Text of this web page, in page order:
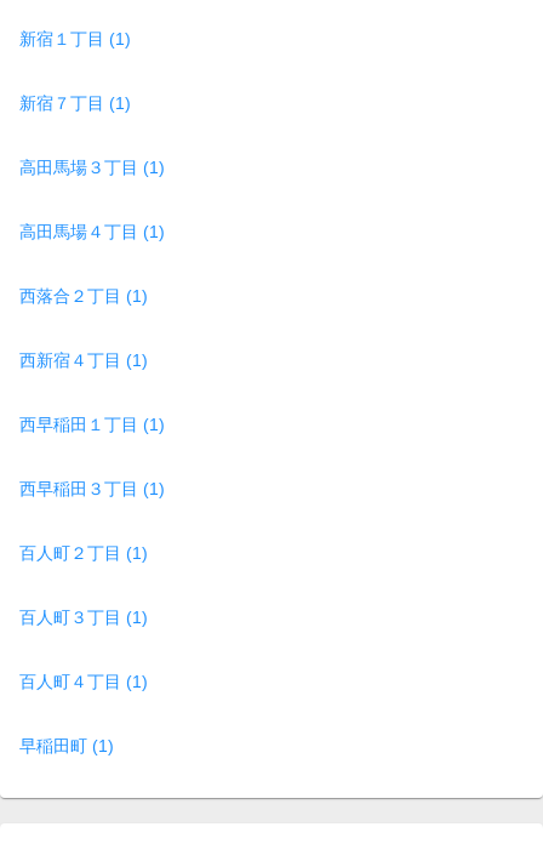
新宿１丁目 (1)
新宿７丁目 (1)
高田馬場３丁目 (1)
高田馬場４丁目 (1)
西落合２丁目 (1)
西新宿４丁目 (1)
西早稲田１丁目 (1)
西早稲田３丁目 (1)
百人町２丁目 (1)
百人町３丁目 (1)
百人町４丁目 (1)
早稲田町 (1)